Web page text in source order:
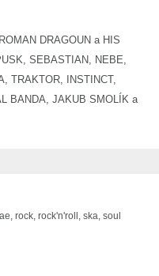
DRAGOUN a HIS
SEBASTIAN, NEBE,
TRAKTOR, INSTINCT,
BANDA, JAKUB SMOLÍK a
rock, rock'n'roll, ska, soul